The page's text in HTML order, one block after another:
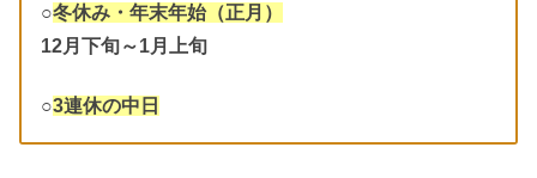
○冬休み・年末年始（正月）
12月下旬～1月上旬
○3連休の中日